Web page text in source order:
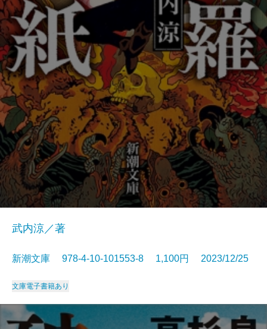
武内涼／著
新潮文庫 978-4-10-101553-8 1,100円 2023/12/25
文庫電子書籍あり